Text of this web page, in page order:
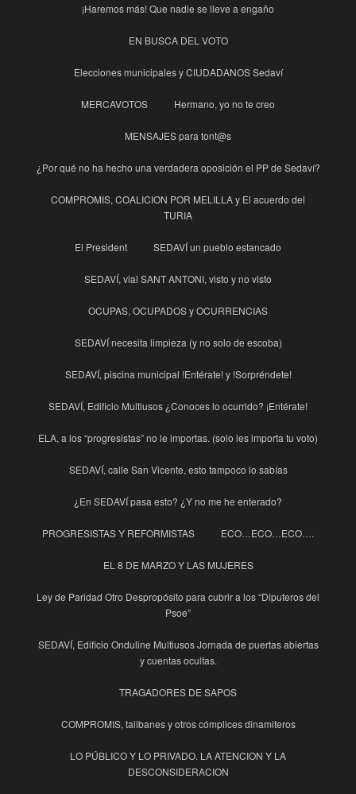
¡Haremos más! Que nadie se lleve a engaño
EN BUSCA DEL VOTO
Elecciones municipales y CIUDADANOS Sedaví
MERCAVOTOS Hermano, yo no te creo
MENSAJES para tont@s
¿Por qué no ha hecho una verdadera oposición el PP de Sedaví?
COMPROMIS, COALICION POR MELILLA y El acuerdo del
TURIA
El President SEDAVÍ un pueblo estancado
SEDAVÍ, vial SANT ANTONI, visto y no visto
OCUPAS, OCUPADOS y OCURRENCIAS
SEDAVÍ necesita limpieza (y no solo de escoba)
SEDAVÍ, piscina municipal !Entérate! y !Sorpréndete!
SEDAVÍ, Edificio Multiusos ¿Conoces lo ocurrido? ¡Entérate!
ELA, a los “progresistas” no le importas. (solo les importa tu voto)
SEDAVÍ, calle San Vicente, esto tampoco lo sabías
¿En SEDAVÍ pasa esto? ¿Y no me he enterado?
PROGRESISTAS Y REFORMISTAS ECO…ECO…ECO….
EL 8 DE MARZO Y LAS MUJERES
Ley de Paridad Otro Despropósito para cubrir a los “Diputeros del
Psoe”
SEDAVÍ, Edificio Onduline Multiusos Jornada de puertas abiertas
y cuentas ocultas.
TRAGADORES DE SAPOS
COMPROMIS, talibanes y otros cómplices dinamiteros
LO PÚBLICO Y LO PRIVADO. LA ATENCION Y LA
DESCONSIDERACION